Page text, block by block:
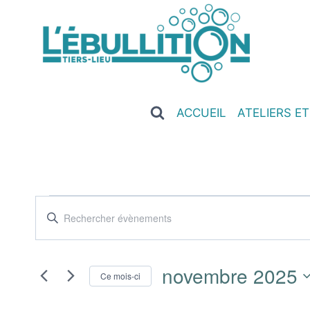
ACCUEIL ATELIERS
Recherche
et
navigation
Saisir
Rechercher
Évènements
Ce mois-ci novembre 2025